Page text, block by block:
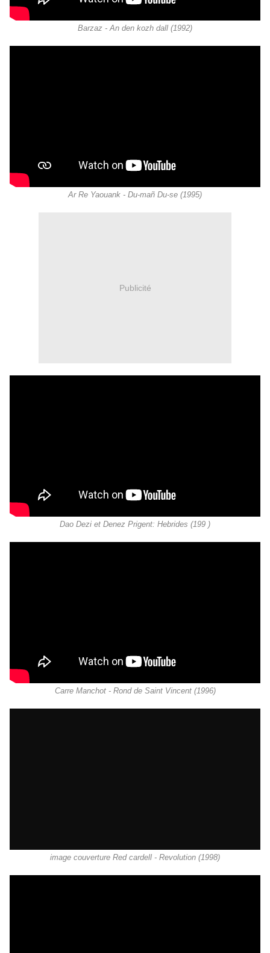
Barzaz - An den kozh dall (1992)
Ar Re Yaouank - Du-mañ Du-se (1995)
Publicité
Dao Dezi et Denez Prigent: Hebrides (199 )
Carre Manchot - Rond de Saint Vincent (1996)
image couverture Red cardell - Revolution (1998)